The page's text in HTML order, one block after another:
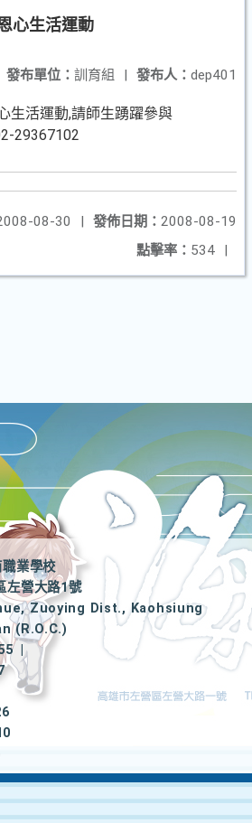
心生活運動
發布人： dep401
發布單位： 訓育組 |
生活運動,請師生踴躍參與
29367102
發佈日期： 2008-08-19
08-30
|
點擊率： 534 |
業學校
左營大路1號
Zuoying Dist., Kaohsiung
(R.O.C.)
|